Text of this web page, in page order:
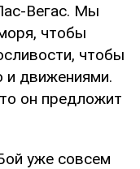
Вегас. Мы
чтобы
чтобы
и движениями.
он предложит
уже совсем